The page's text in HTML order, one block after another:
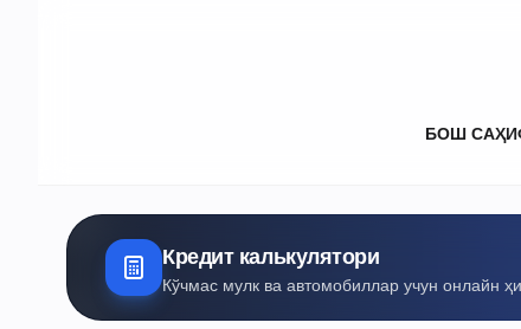
БОШ
Кредит калькулятори
Кўчмас мулк ва автомобиллар учун онлайн